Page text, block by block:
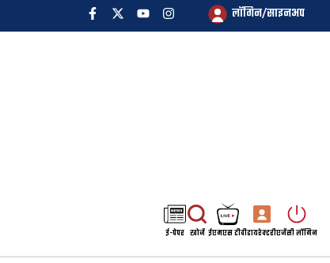
लॉगिन/साइनअप
ई-पेपर खोजें ईएमएस टीवीडायरेक्टरीएजेंसी लॉगिन